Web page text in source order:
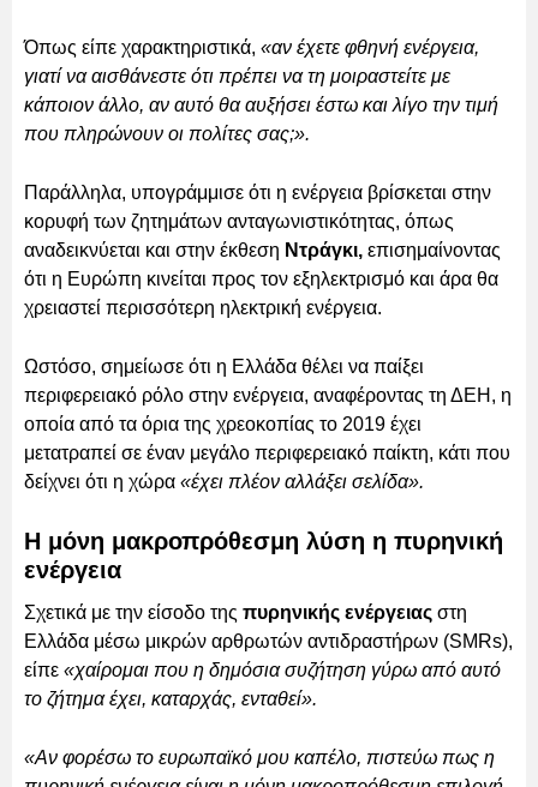
Όπως είπε χαρακτηριστικά, «αν έχετε φθηνή ενέργεια,
γιατί να αισθάνεστε ότι πρέπει να τη μοιραστείτε με
κάποιον άλλο, αν αυτό θα αυξήσει έστω και λίγο την τιμή
που πληρώνουν οι πολίτες σας;».
Παράλληλα, υπογράμμισε ότι η ενέργεια βρίσκεται στην
κορυφή των ζητημάτων ανταγωνιστικότητας, όπως
αναδεικνύεται και στην έκθεση Ντράγκι, επισημαίνοντας
ότι η Ευρώπη κινείται προς τον εξηλεκτρισμό και άρα θα
χρειαστεί περισσότερη ηλεκτρική ενέργεια.
Ωστόσο, σημείωσε ότι η Ελλάδα θέλει να παίξει
περιφερειακό ρόλο στην ενέργεια, αναφέροντας τη ΔΕΗ, η
οποία από τα όρια της χρεοκοπίας το 2019 έχει
μετατραπεί σε έναν μεγάλο περιφερειακό παίκτη, κάτι που
δείχνει ότι η χώρα «έχει πλέον αλλάξει σελίδα».
Η μόνη μακροπρόθεσμη λύση η πυρηνική
ενέργεια
Σχετικά με την είσοδο της πυρηνικής ενέργειας στη
Ελλάδα μέσω μικρών αρθρωτών αντιδραστήρων (SMRs),
είπε «χαίρομαι που η δημόσια συζήτηση γύρω από αυτό
το ζήτημα έχει, καταρχάς, ενταθεί».
«Αν φορέσω το ευρωπαϊκό μου καπέλο, πιστεύω πως η